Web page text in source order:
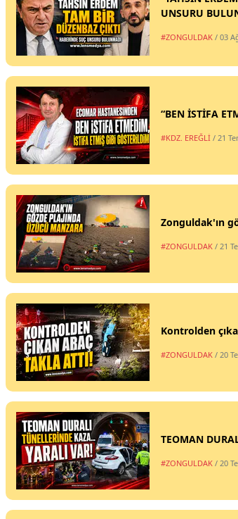
UNSURU
#ZONGULDAK / 03
“BEN İSTİFA
#KDZ. EREĞLİ / 21
Zonguldak'ın
#ZONGULDAK / 21
Kontrolden
#ZONGULDAK / 20
TEOMAN
#ZONGULDAK / 20